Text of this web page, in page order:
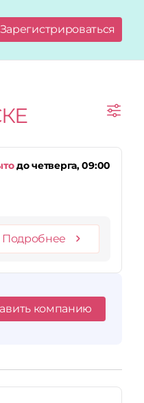
Зарегистрироваться
до четверга, 09:00
Подробнее
компанию